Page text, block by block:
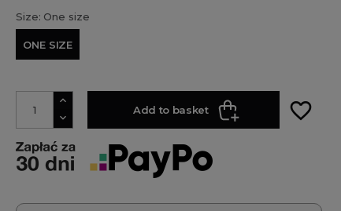
Size: One size
ONE SIZE
Add to basket favorite_border